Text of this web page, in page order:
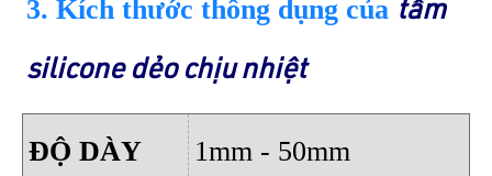
3. Kích thước thông dụng của tấm
silicone dẻo chịu nhiệt
ĐỘ DÀY 1mm - 50mm